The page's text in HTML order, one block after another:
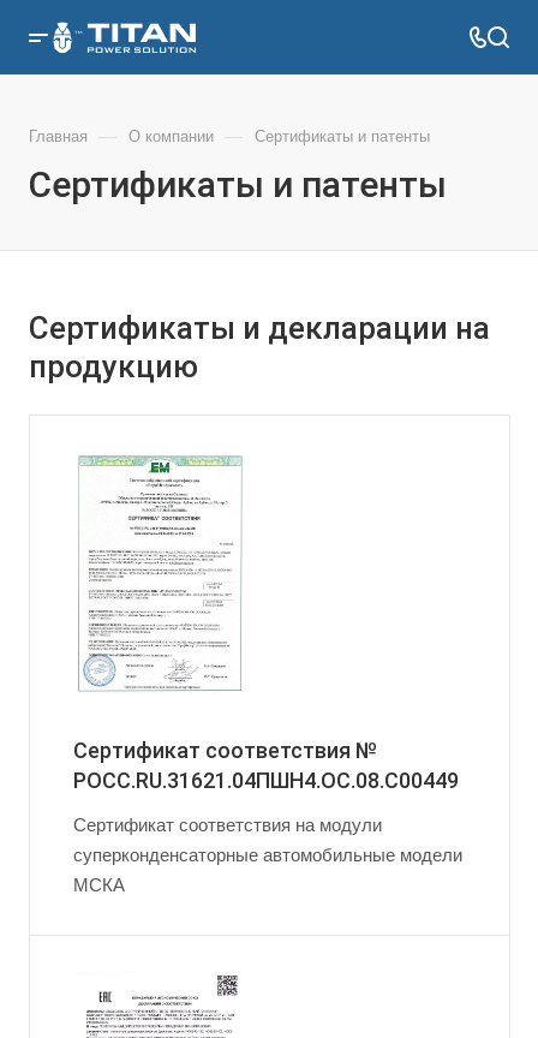
Главная — О компании — Сертификаты и патенты
Сертификаты и патенты
Сертификаты и декларации на
продукцию
Сертификат соответствия №
РОСС.RU.31621.04ПШН4.ОС.08.С00449
Сертификат соответствия на модули
суперконденсаторные автомобильные модели
МСКА